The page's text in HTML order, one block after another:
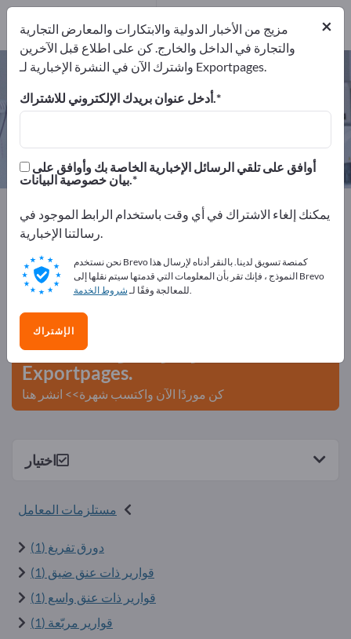
قوارير معامل – اعثر على الشركات
المصنعة والموردين
2
2
Exportpages الطب والمعامل
مستلزمات المعامل
قوارير معامل
أعلن مجانًا على Exportpages!
الاحتياجات – العروض – السلع المستعملة – جهات الاتصال
التجارية >> ابدأ من هنا
انشر شركتك ومنتجاتك على
Exportpages.
كن موردًا الآن واكتسب شهرة>> انشر هنا
اختيار
مستلزمات المعامل
دورق تفريغ (1)
قوارير ذات عنق ضيق (1)
قوارير ذات عنق واسع (1)
قوارير مربّعة (1)
×
مزيج من الأخبار الدولية والابتكارات والمعارض التجارية
والتجارة في الداخل والخارج. كن على اطلاع قبل الآخرين
واشترك الآن في النشرة الإخبارية لـ Exportpages.
أدخل عنوان بريدك الإلكتروني للاشتراك.
بيان خصوصية البيانات.
يمكنك إلغاء الاشتراك في أي وقت باستخدام الرابط الموجود في
رسالتنا الإخبارية.
نحن نستخدم Brevo كمنصة تسويق لدينا. بالنقر أدناه لإرسال هذا
النموذج ، فإنك تقر بأن المعلومات التي قدمتها سيتم نقلها إلى Brevo
للمعالجة وفقًا لـشروط الخدمة .
الإشتراك